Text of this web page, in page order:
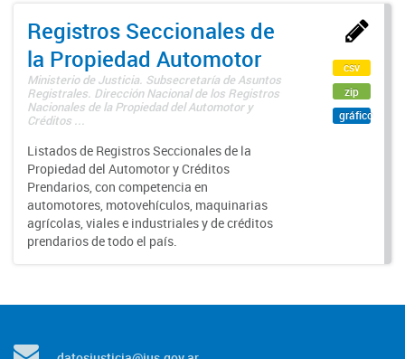
Registros Seccionales de
la Propiedad Automotor
Ministerio de Justicia. Subsecretaría de Asuntos
Registrales. Dirección Nacional de los Registros
Nacionales de la Propiedad del Automotor y
Créditos ...
Listados de Registros Seccionales de la
Propiedad del Automotor y Créditos
Prendarios, con competencia en
automotores, motovehículos, maquinarias
agrícolas, viales e industriales y de créditos
prendarios de todo el país.
csv
zip
gráfico